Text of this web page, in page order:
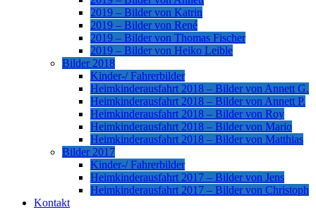
2019 – Bilder von Katrin
2019 – Bilder von René
2019 – Bilder von Thomas Fischer
2019 – Bilder von Heiko Leible
Bilder 2018
Kinder-/ Fahrerbilder
Heimkinderausfahrt 2018 – Bilder von Annett G.
Heimkinderausfahrt 2018 – Bilder von Annett P.
Heimkinderausfahrt 2018 – Bilder von Roy
Heimkinderausfahrt 2018 – Bilder von Mario
Heimkinderausfahrt 2018 – Bilder von Matthias
Bilder 2017
Kinder-/ Fahrerbilder
Heimkinderausfahrt 2017 – Bilder von Jens
Heimkinderausfahrt 2017 – Bilder von Christoph
Kontakt